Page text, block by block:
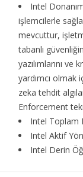
Intel
işlemcilerle
mevcuttur,
tabanlı
yazılımlarını ve
yardımcı olmak
zeka tehdit
Enforcement
Intel Toplam
Intel Aktif
Intel Derin